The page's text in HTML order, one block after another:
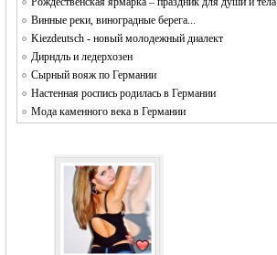
Винные реки, виноградные берега...
Kiezdeutsch - новый молодежный диалект
Дирндль и ледерхозен
Сырный вояж по Германии
Настенная роспись родилась в Германии
Мода каменного века в Германии